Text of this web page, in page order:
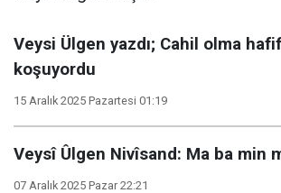
Veysi Ülgen​​​​​​​ yazdı; Cahil olma
koşuyordu
15 Aralık 2025 Pazartesi 01:19
Veysî Ûlgen Nivîsand: Ma ba min
07 Aralık 2025 Pazar 22:21